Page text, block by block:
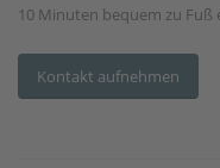
10 Minuten bequem zu Fuß
Kontakt aufnehmen